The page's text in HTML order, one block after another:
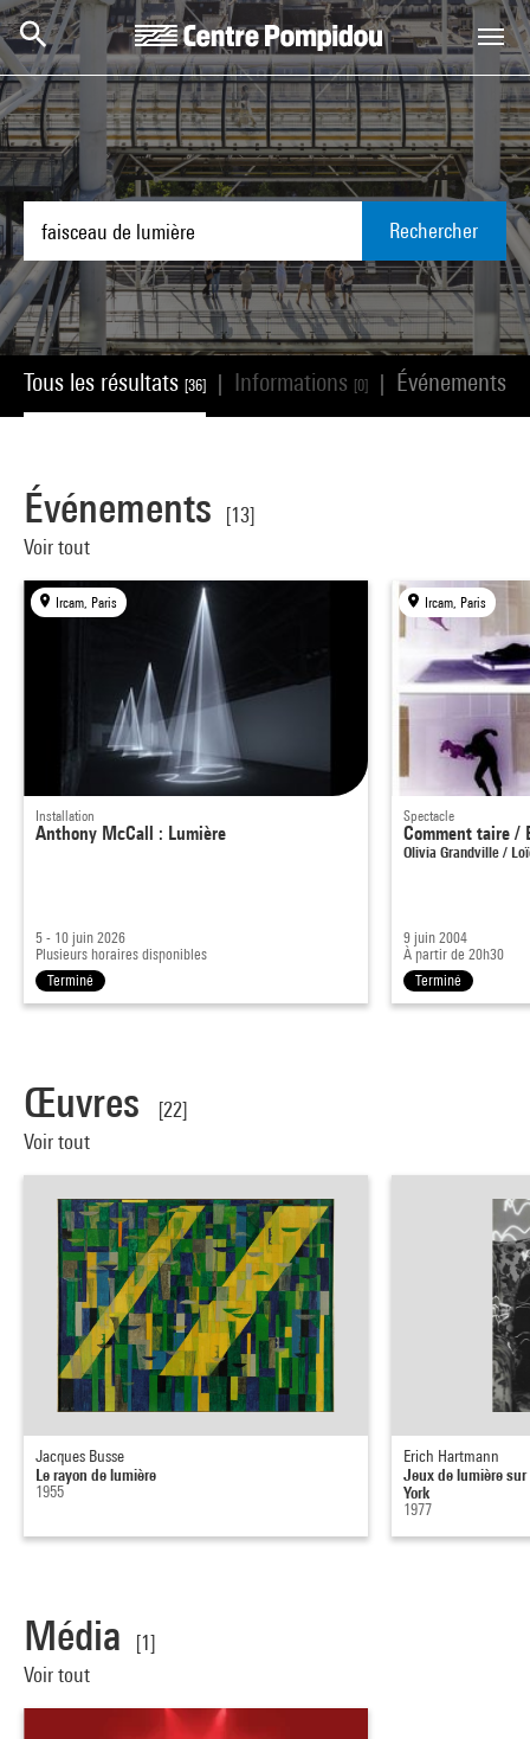
Aller au contenu principal
Centre Pompidou
Rechercher
Tous les résultats [36] Informations [0] Événements
Événements
[13]
Voir tout
Ircam, Paris
Installation
Anthony McCall : Lumière
5 - 10 juin 2026
Plusieurs horaires disponibles
Terminé
Ircam, Paris
Spectacle
Comment taire /
Olivia Grandville /
9 juin 2004
À partir de 20h30
Terminé
Œuvres
[22]
Voir tout
Jacques Busse
Le rayon de lumière
1955
Erich Hartmann
Jeux de lumière
York
1977
Média
[1]
Voir tout